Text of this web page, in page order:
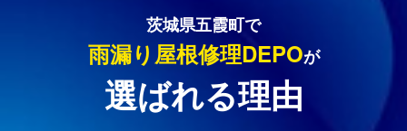
茨城県五霞町で
雨漏り屋根修理DEPOが
選ばれる理由